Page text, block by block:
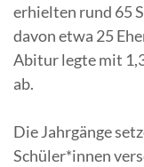
erhielten rund 65
davon etwa 25
Abitur legte mit
ab.
Die Jahrgänge
Schüler*innen